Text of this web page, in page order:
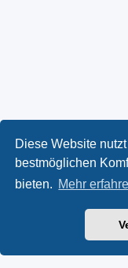
Diese Website
bestmöglichen
bieten. Mehr